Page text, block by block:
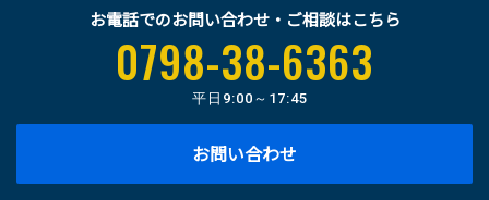
お電話でのお問い合わせ・ご相談はこちら
0798-38-6363
平日 9:00～17:45
お問い合わせ